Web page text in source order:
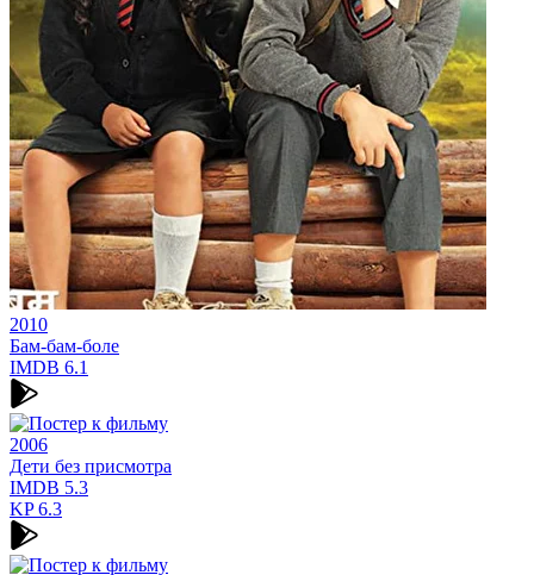
2010
Бам-бам-боле
IMDB 6.1
2006
Дети без присмотра
IMDB 5.3
KP6.3